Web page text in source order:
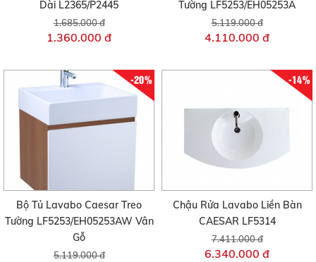
Dài L2365/P2445
1.685.000 đ
1.360.000 đ
Tường LF5253/EH05253A
5.119.000 đ
4.110.000 đ
-20%
Bộ Tủ Lavabo Caesar Treo
Tường LF5253/EH05253AW Vân
Gỗ
5.119.000 đ
-14%
Chậu Rửa Lavabo Liền Bàn
CAESAR LF5314
7.411.000 đ
6.340.000 đ